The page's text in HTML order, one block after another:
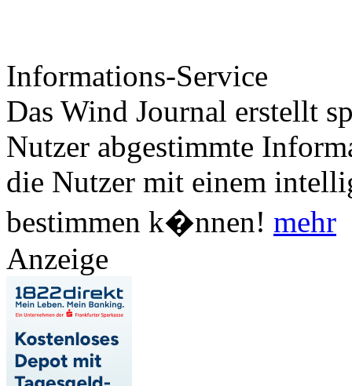
Informations-Service
Das Wind Journal erstellt
Nutzer abgestimmte
die Nutzer mit einem
bestimmen k�nnen! mehr
Anzeige